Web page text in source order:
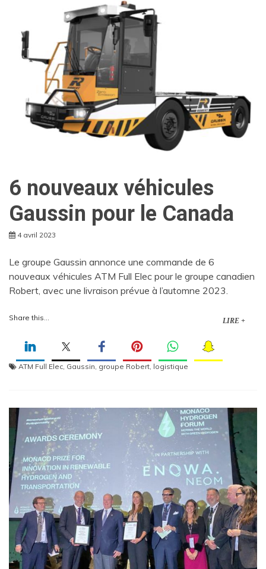
6 nouveaux véhicules
Gaussin pour le Canada
4 avril 2023
Le groupe Gaussin annonce une commande de 6
nouveaux véhicules ATM Full Elec pour le groupe canadien
Robert, avec une livraison prévue à l’automne 2023.
Share this... LIRE +
ATM Full Elec, Gaussin, groupe Robert, logistique